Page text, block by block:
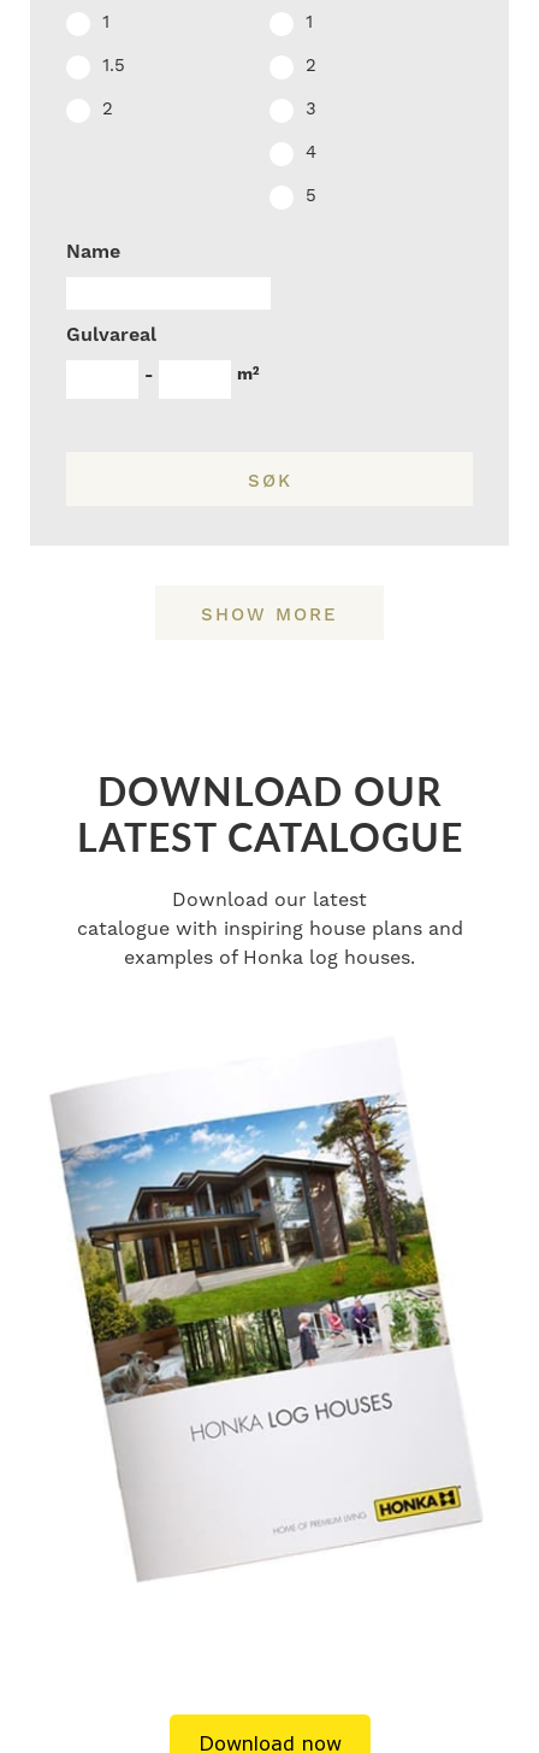
1
1.5
2
1
2
3
4
5
Name
Gulvareal
- m²
SØK
SHOW MORE
DOWNLOAD OUR
LATEST CATALOGUE
Download our latest
catalogue with inspiring house plans and
examples of Honka log houses.